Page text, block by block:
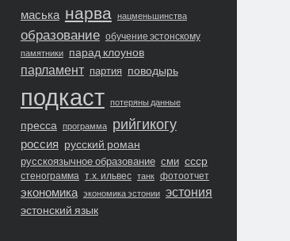
маська нарва нацменьшинства
образование обучение эстонскому
памятники парад клоунов
парламент партия поводырь
подкаст потеряны данные
пресса программа рийгикогу
россия русский роман
русскоязычное образование сми ссср
стенограмма т.х. ильвес танк фотоотчет
экономика экономика эстонии эстония
эстонский язык